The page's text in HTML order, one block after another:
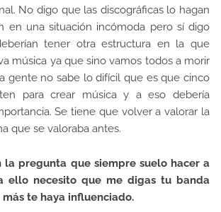
No digo que las discográficas lo hagan
en una situación incómoda pero sí digo
tener otra estructura en la que
música ya que sino vamos todos a morir
gente no sabe lo difícil que es que cinco
para crear música y a eso debería
Se tiene que volver a valorar la
que se valoraba antes.
la pregunta que siempre suelo hacer a
ello necesito que me digas tu banda
te haya influenciado.